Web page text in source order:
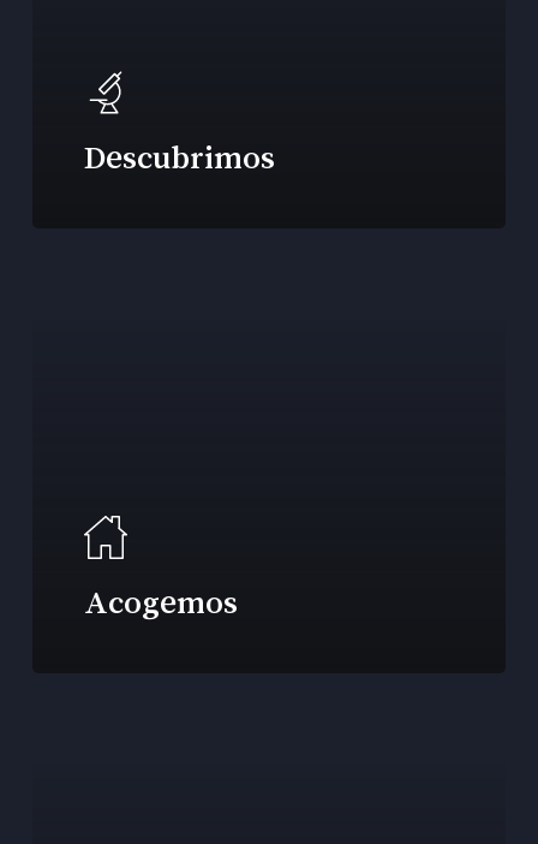
Descubrimos
Acogemos